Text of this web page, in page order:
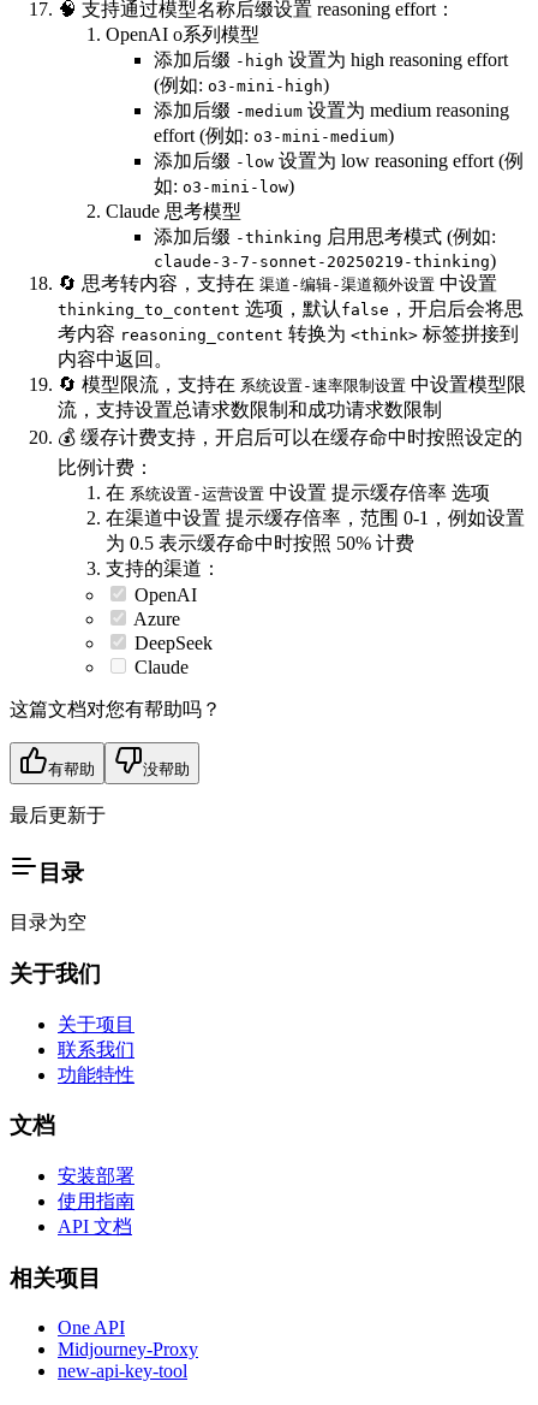
🧠 支持通过模型名称后缀设置 reasoning effort：
OpenAI o系列模型
添加后缀 -high 设置为 high reasoning effort
(例如: o3-mini-high)
添加后缀 -medium 设置为 medium reasoning
effort (例如: o3-mini-medium)
添加后缀 -low 设置为 low reasoning effort (例
如: o3-mini-low)
Claude 思考模型
添加后缀 -thinking 启用思考模式 (例如:
claude-3-7-sonnet-20250219-thinking)
🔄 思考转内容，支持在 渠道-编辑-渠道额外设置 中设置
thinking_to_content 选项，默认 false ，开启后会将思
考内容 reasoning_content 转换为 <think> 标签拼接到
内容中返回。
🔄 模型限流，支持在 系统设置-速率限制设置 中设置模型限
流，支持设置总请求数限制和成功请求数限制
💰 缓存计费支持，开启后可以在缓存命中时按照设定的
比例计费：
在 系统设置-运营设置 中设置 提示缓存倍率 选项
在渠道中设置 提示缓存倍率，范围 0-1，例如设置
为 0.5 表示缓存命中时按照 50% 计费
支持的渠道：
OpenAI
Azure
DeepSeek
Claude
这篇文档对您有帮助吗？
有帮助 没帮助
最后更新于
目录
目录为空
关于我们
关于项目
联系我们
功能特性
文档
安装部署
使用指南
API 文档
相关项目
One API
Midjourney-Proxy
new-api-key-tool